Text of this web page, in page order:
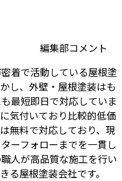
編集部コメント
着で活動している屋根塗
し、外壁・屋根塗装はも
最短即日で対応していま
気付いており比較的低価
無料で対応しており、現
ーフォローまでを一貫し
人が高品質な施工を行い
る屋根塗装会社です。